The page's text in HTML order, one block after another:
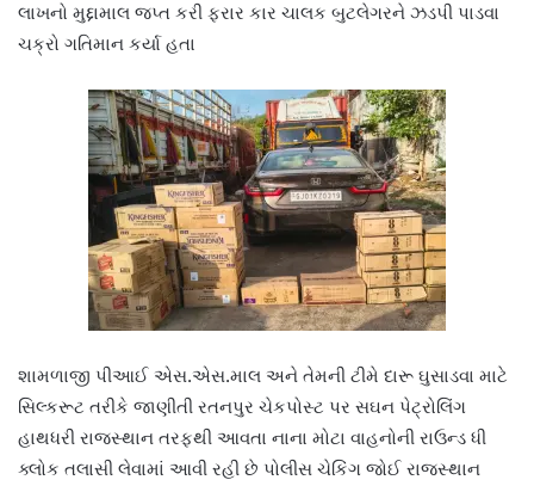
લાખનો મુદ્દામાલ જપ્ત કરી ફરાર કાર ચાલક બુટલેગરને ઝડપી પાડવા
ચક્રો ગતિમાન કર્યા હતા
શામળાજી પીઆઈ એસ.એસ.માલ અને તેમની ટીમે દારૂ ઘુસાડવા માટે
સિલ્કરૂટ તરીકે જાણીતી રતનપુર ચેકપોસ્ટ પર સઘન પેટ્રોલિંગ
હાથધરી રાજસ્થાન તરફથી આવતા નાના મોટા વાહનોની રાઉન્ડ ધી
ક્લોક તલાસી લેવામાં આવી રહી છે પોલીસ ચેકિંગ જોઈ રાજસ્થાન